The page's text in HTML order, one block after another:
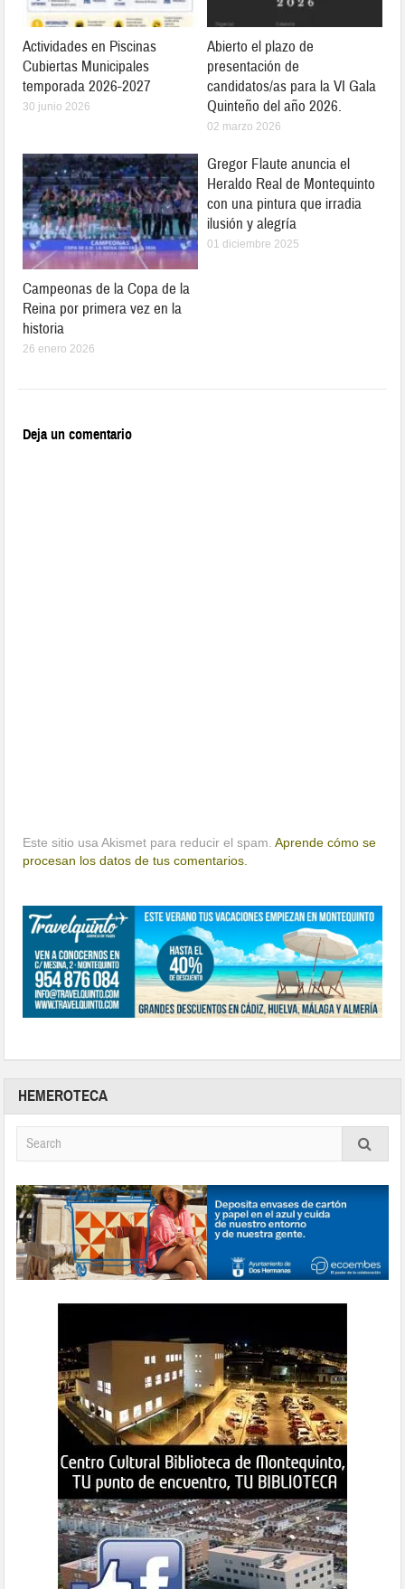
Actividades en Piscinas
Cubiertas Municipales
temporada 2026-2027
30 junio 2026
Abierto el plazo de
presentación de
candidatos/as para la VI Gala
Quinteño del año 2026.
02 marzo 2026
Campeonas de la Copa de la
Reina por primera vez en la
historia
26 enero 2026
Gregor Flaute anuncia el
Heraldo Real de Montequinto
con una pintura que irradia
ilusión y alegría
01 diciembre 2025
Deja un comentario
Este sitio usa Akismet para reducir el spam.Aprende cómo se
procesan los datos de tus comentarios.
HEMEROTECA